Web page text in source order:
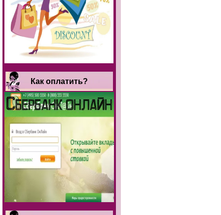
Как оплатить?